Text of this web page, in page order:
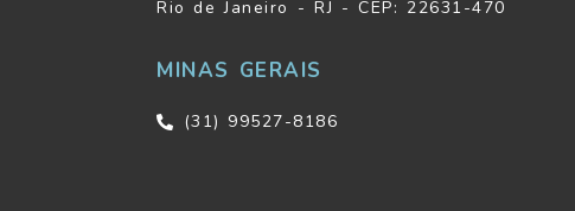
Rio de Janeiro - RJ - CEP: 22631-470
MINAS GERAIS
(31) 99527-8186